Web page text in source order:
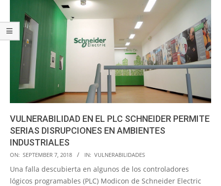
VULNERABILIDAD EN EL PLC SCHNEIDER PERMITE
SERIAS DISRUPCIONES EN AMBIENTES
INDUSTRIALES
2018-
09-
07
ON: SEPTEMBER 7, 2018 IN: VULNERABILIDADES
Una falla descubierta en algunos de los controladores
lógicos programables (PLC) Modicon de Schneider Electric